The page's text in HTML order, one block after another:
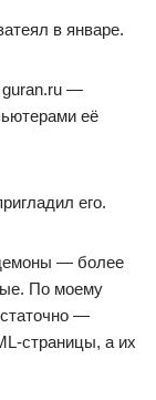
в январе.
guran.ru —
её
его.
— более
По моему
—
страницы, а их